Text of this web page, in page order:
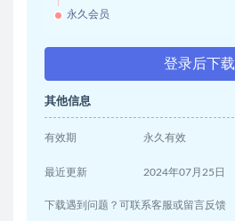
永久会员
登录后下载
其他信息
有效期 永久有效
最近更新 2024年07月25日
下载遇到问题？可联系客服或留言反馈